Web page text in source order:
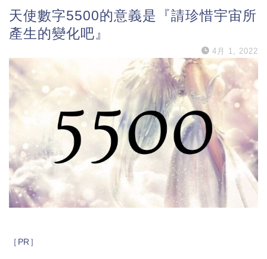
天使數字5500的意義是『請珍惜宇宙所
產生的變化吧』
4月 1, 2022
［PR］